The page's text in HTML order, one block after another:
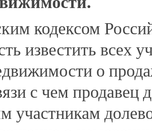
кодексом
известить всех
о
с чем продавец
участникам